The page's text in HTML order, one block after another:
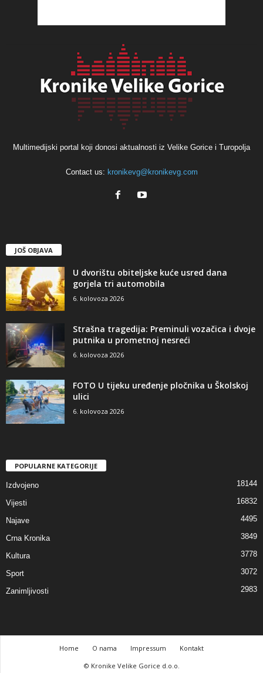
Multimedijski portal koji donosi aktualnosti iz Velike Gorice i Turopolja
Contact us: kronikevg@kronikevg.com
JOŠ OBJAVA
U dvorištu obiteljske kuće usred dana
gorjela tri automobila
6. kolovoza 2026
Strašna tragedija: Preminuli vozačica i dvoje
putnika u prometnoj nesreći
6. kolovoza 2026
FOTO U tijeku uređenje pločnika u Školskoj
ulici
6. kolovoza 2026
POPULARNE KATEGORIJE
Izdvojeno 18144
Vijesti 16832
Najave 4495
Crna Kronika 3849
Kultura 3778
Sport 3072
Zanimljivosti 2983
Home O nama Impressum
Kontakt
© Kronike Velike Gorice d.o.o.